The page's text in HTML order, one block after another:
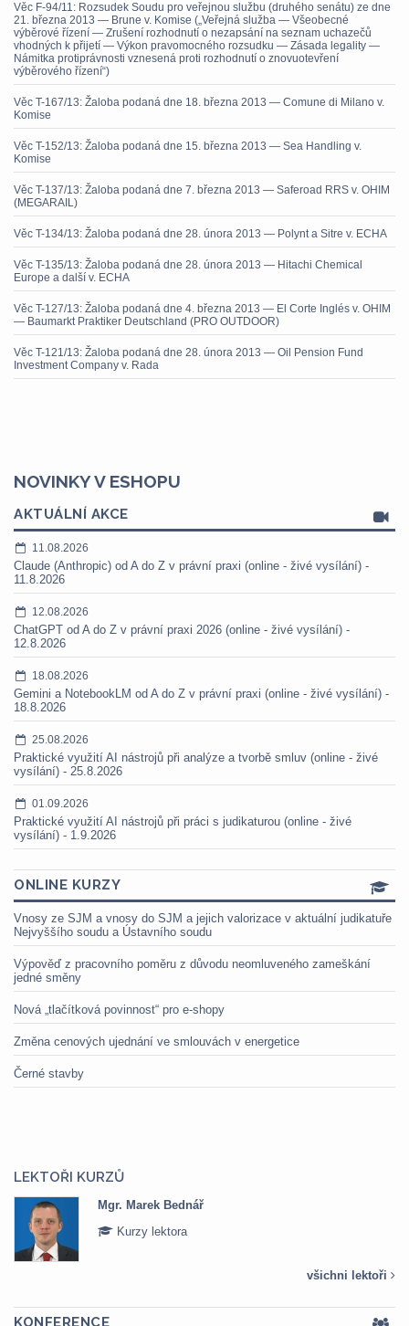
Věc F-94/11: Rozsudek Soudu pro veřejnou službu (druhého senátu) ze dne
21. března 2013 — Brune v. Komise („Veřejná služba — Všeobecné
výběrové řízení — Zrušení rozhodnutí o nezapsání na seznam uchazečů
vhodných k přijetí — Výkon pravomocného rozsudku — Zásada legality —
Námitka protiprávnosti vznesená proti rozhodnutí o znovuotevření
výběrového řízení“)
Věc T-167/13: Žaloba podaná dne 18. března 2013 — Comune di Milano v.
Komise
Věc T-152/13: Žaloba podaná dne 15. března 2013 — Sea Handling v.
Komise
Věc T-137/13: Žaloba podaná dne 7. března 2013 — Saferoad RRS v. OHIM
(MEGARAIL)
Věc T-134/13: Žaloba podaná dne 28. února 2013 — Polynt a Sitre v. ECHA
Věc T-135/13: Žaloba podaná dne 28. února 2013 — Hitachi Chemical
Europe a další v. ECHA
Věc T-127/13: Žaloba podaná dne 4. března 2013 — El Corte Inglés v. OHIM
— Baumarkt Praktiker Deutschland (PRO OUTDOOR)
Věc T-121/13: Žaloba podaná dne 28. února 2013 — Oil Pension Fund
Investment Company v. Rada
NOVINKY V ESHOPU
AKTUÁLNÍ AKCE
11.08.2026
Claude (Anthropic) od A do Z v právní praxi (online - živé vysílání) -
11.8.2026
12.08.2026
ChatGPT od A do Z v právní praxi 2026 (online - živé vysílání) -
12.8.2026
18.08.2026
Gemini a NotebookLM od A do Z v právní praxi (online - živé vysílání) -
18.8.2026
25.08.2026
Praktické využití AI nástrojů při analýze a tvorbě smluv (online - živé
vysílání) - 25.8.2026
01.09.2026
Praktické využití AI nástrojů při práci s judikaturou (online - živé
vysílání) - 1.9.2026
ONLINE KURZY
Vnosy ze SJM a vnosy do SJM a jejich valorizace v aktuální judikatuře
Nejvyššího soudu a Ústavního soudu
Výpověď z pracovního poměru z důvodu neomluveného zameškání
jedné směny
Nová „tlačítková povinnost“ pro e-shopy
Změna cenových ujednání ve smlouvách v energetice
Černé stavby
LEKTOŘI KURZŮ
Mgr. Marek Bednář
Kurzy lektora
všichni lektoři
KONFERENCE